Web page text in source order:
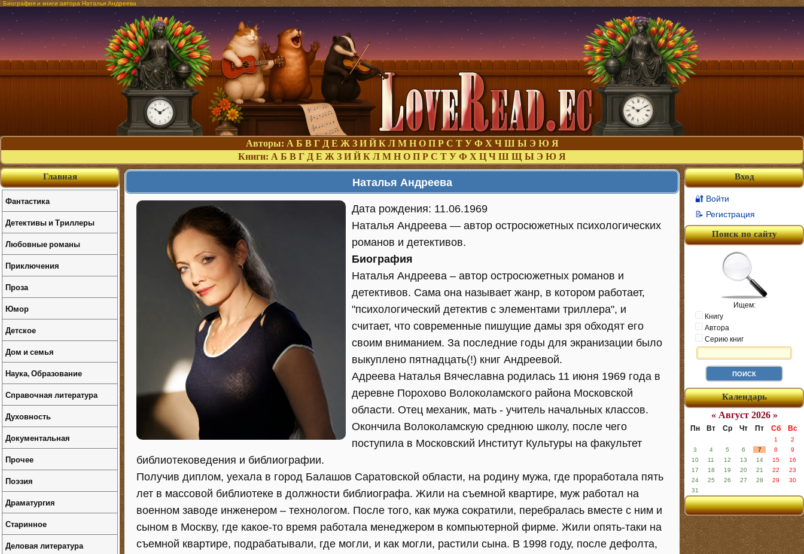
Биография и книги автора Наталья Андреева
Авторы: А Б В Г Д Е Ж З И Й К Л М Н О П Р С Т У Ф Х Ч Ш Ы Э Ю Я
Книги: А Б В Г Д Е Ж З И Й К Л М Н О П Р С Т У Ф Х Ц Ч Ш Щ Ы Э Ю Я
Наталья Андреева
Дата рождения: 11.06.1969
Наталья Андреева — автор остросюжетных психологических
романов и детективов.
Биография
Наталья Андреева – автор остросюжетных романов и
детективов. Сама она называет жанр, в котором работает,
"психологический детектив с элементами триллера", и
считает, что современные пишущие дамы зря обходят его
своим вниманием. За последние годы для экранизации было
выкуплено пятнадцать(!) книг Андреевой.
Адреева Наталья Вячеславна родилась 11 июня 1969 года в
деревне Порохово Волоколамского района Московской
области. Отец механик, мать - учитель начальных классов.
Окончила Волоколамскую среднюю школу, после чего
поступила в Московский Институт Культуры на факультет
библиотековедения и библиографии.
Получив диплом, уехала в город Балашов Саратовской области, на родину мужа, где проработала пять
лет в массовой библиотеке в должности библиографа. Жили на съемной квартире, муж работал на
военном заводе инженером – технологом. После того, как мужа сократили, перебралась вместе с ним и
сыном в Москву, где какое-то время работала менеджером в компьютерной фирме. Жили опять-таки на
съемной квартире, подрабатывали, где могли, и как могли, растили сына. В 1998 году, после дефолта,
Вход
🔐 Войти
📝 Регистрация
Поиск по сайту
Ищем:
Книгу
Автора
Серию книг
Календарь
« Август 2026 »
Пн Вт Ср Чт Пт Сб Вс
1
2
3
4 5 6 7 8
9
10
11 12 13 14 15
16
17
18 19 20 21 22
23
24
25 26 27 28 29
30
31
Главная
Фантастика
Детективы и Триллеры
Любовные романы
Приключения
Проза
Юмор
Детское
Дом и семья
Наука, Образование
Справочная литература
Духовность
Документальная
Прочее
Поэзия
Драматургия
Старинное
Деловая литература